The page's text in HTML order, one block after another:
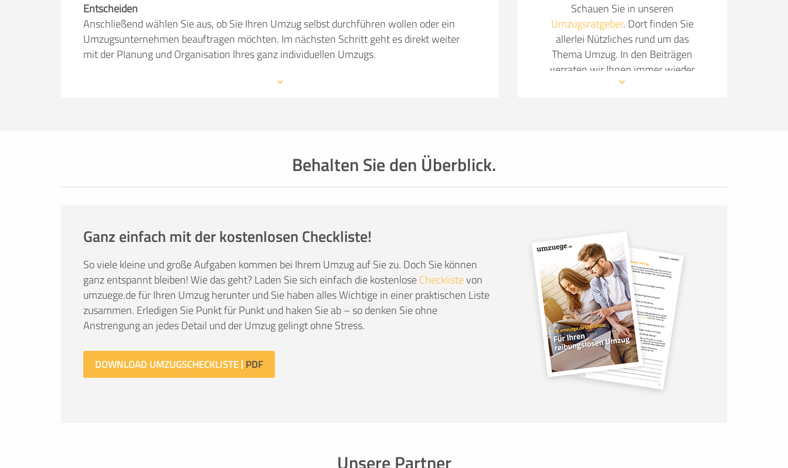
Entscheiden
Anschließend wählen Sie aus, ob Sie Ihren Umzug selbst durchführen wollen oder ein
Umzugsunternehmen beauftragen möchten. Im nächsten Schritt geht es direkt weiter
mit der Planung und Organisation Ihres ganz individuellen Umzugs.
Schauen Sie in unseren
Umzugsratgeber. Dort finden Sie
allerlei Nützliches rund um das
Thema Umzug. In den Beiträgen
verraten wir Ihnen immer wieder
neue Details, wie Sie Ihren Umzug so
Behalten Sie den Überblick.
Ganz einfach mit der kostenlosen Checkliste!
So viele kleine und große Aufgaben kommen bei Ihrem Umzug auf Sie zu. Doch Sie können
ganz entspannt bleiben! Wie das geht? Laden Sie sich einfach die kostenloseChecklistevon
umzuege.de für Ihren Umzug herunter und Sie haben alles Wichtige in einer praktischen Liste
zusammen. Erledigen Sie Punkt für Punkt und haken Sie ab – so denken Sie ohne
Anstrengung an jedes Detail und der Umzug gelingt ohne Stress.
DOWNLOAD UMZUGSCHECKLISTE